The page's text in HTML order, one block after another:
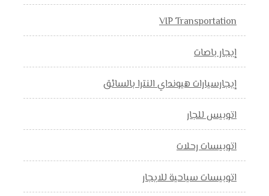
VIP Transportation
إيجار باصات
إيجارسيارات هيونداي النترا بالسائق
اتوبيس للجار
اتوبيسات رحلات
اتوبيسات سياحية للايجار